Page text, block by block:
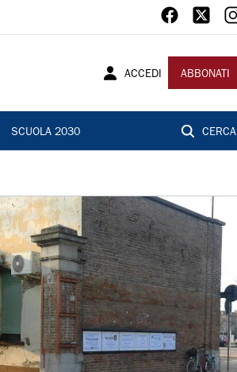
ACCEDI ABBONATI
SCUOLA 2030 CERCA